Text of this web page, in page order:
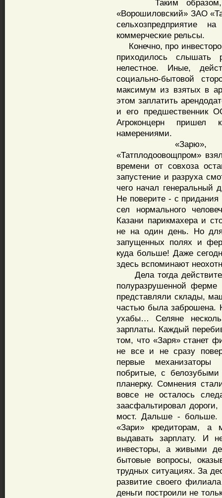
Таким образом,
«Ворошиловский» ЗАО
сельхозпредприятие
коммерческие рельсы.
Конечно, про
приходилось
нелестное. Иные,
социально-бытовой
максимум из взятых в
этом заплатить
и его предшественник
Агроконцерн
намерениями.
«Зарю», бывший
«Татплодоовощпром»
времени от совхоза
запустение и разруха
чего начал генеральный
Не поверите - с
сел нормального
Казани парикмахера и
не на один день. Но
запущенных полях и
куда больше! Даже
здесь вспоминают
Дела тогда
полуразрушенной
представляли склады,
частью была заброшена.
ухабы… Селяне
зарплаты. Каждый
том, что «Заря» станет
не все и не сразу
первые
побритые, с
планерку. Сомнения
вовсе не осталось
заасфальтировал дороги,
мост. Дальше - больше.
«Зари» кредиторам, а
выдавать зарплату. И
инвесторы, а живыми
бытовые вопросы,
трудных ситуациях. За
развитие своего
деньги построили не